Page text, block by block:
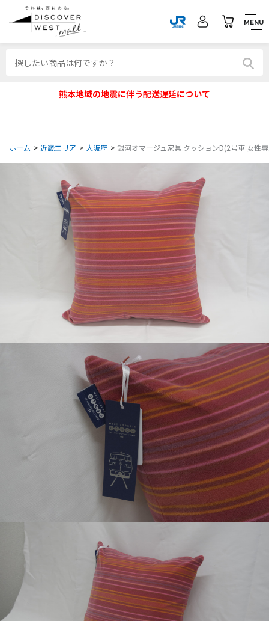
MENU
熊本地域の地震に伴う配送遅延について
ホーム > 近畿エリア > 大阪府 > 銀河オマージュ家具 クッションD(2号車 女性